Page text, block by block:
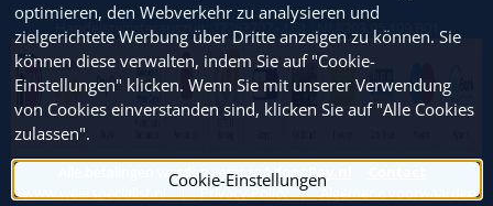
Handelsregisterauszug: 27263707 - USt.: NL8203.95.109.B01
Alle betalingen worden verzorgd door
www.weerspecialist.nl|Privacy Policy|Algemene voorwaarden
optimieren, den Webverkehr zu analysieren und
zielgerichtete Werbung über Dritte anzeigen zu können. Sie
können diese verwalten, indem Sie auf "Cookie-
Einstellungen" klicken. Wenn Sie mit unserer Verwendung
von Cookies einverstanden sind, klicken Sie auf "Alle Cookies
zulassen".
Cookie-Einstellungen